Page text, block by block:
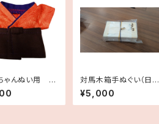
ゃんぬい用 初
物
対馬木箱手ぬぐい（日本
語）
¥5,000